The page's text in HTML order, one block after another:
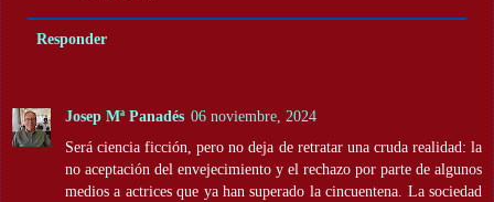
Responder
Josep Mª Panadés 06 noviembre, 2024
Será ciencia ficción, pero no deja de retratar una cruda realidad: la
no aceptación del envejecimiento y el rechazo por parte de algunos
medios a actrices que ya han superado la cincuentena. La sociedad